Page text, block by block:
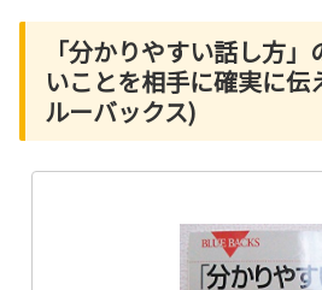
「分かりやすい話し方
いことを相手に確実に伝
ルーバックス)